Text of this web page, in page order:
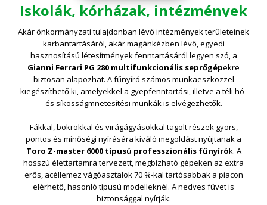
Iskolák, kórházak, intézmények
Akár önkormányzati tulajdonban lévő intézmények területeinek
karbantartásáról, akár magánkézben lévő, egyedi
hasznosítású létesítmények fenntartásáról legyen szó, a
Gianni Ferrari PG 280 multifunkcionális seprőgépekre
biztosan alapozhat. A fűnyíró számos munkaeszközzel
kiegészíthető ki, amelyekkel a gyepfenntartási, illetve a téli hó-
és síkosságmnetesítési munkák is elvégezhetők.
Fákkal, bokrokkal és virágágyásokkal tagolt részek gyors,
pontos és minőségi nyírására kiváló megoldást nyújtanak a
Toro Z-master 6000 típusú professzionális fűnyírók. A
hosszú élettartamra tervezett, megbízható gépeken az extra
erős, acéllemez vágóasztalok 70 %-kal tartósabbak a piacon
elérhető, hasonló típusú modelleknél. A nedves füvet is
biztonsággal nyírják.